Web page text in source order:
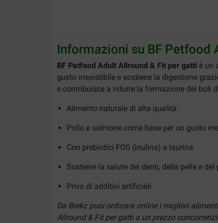
Informazioni su BF Petfood
BF Petfood Adult Allround & Fit per gatti è un
gusto irresistibile e sostiene la digestione
e contribuisce a ridurre la formazione dei boli
Alimento naturale di alta qualità
Pollo e salmone come base per un gusto
Con prebiotici FOS (inulina) e taurina
Sostiene la salute dei denti, della pelle e del
Privo di additivi artificiali
Da Brekz puoi ordinare online i migliori
Allround & Fit per gatti a un prezzo